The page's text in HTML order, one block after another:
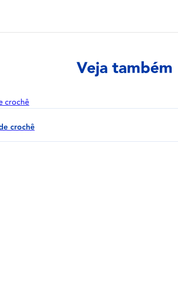
Veja também
crochê